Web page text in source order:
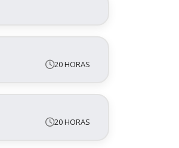
20 HORAS
20 HORAS